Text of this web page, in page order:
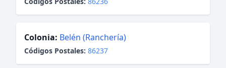
Colonia: Belén (Ranchería)
Códigos Postales: 86237